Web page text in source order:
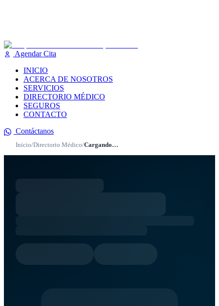
Agendar Cita
INICIO
ACERCA DE NOSOTROS
SERVICIOS
DIRECTORIO MÉDICO
SEGUROS
CONTACTO
Contáctanos
Inicio/Directorio Médico/Cargando…